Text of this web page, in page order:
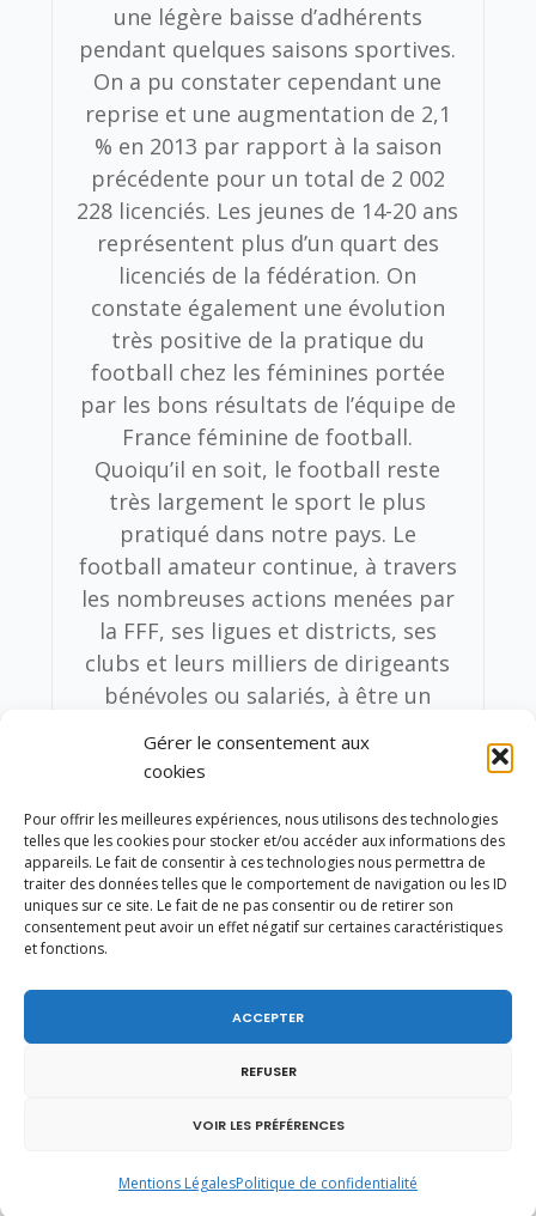
Gérer le consentement aux
cookies
Pour offrir les meilleures expériences, nous utilisons des technologies
telles que les cookies pour stocker et/ou accéder aux informations des
appareils. Le fait de consentir à ces technologies nous permettra de
traiter des données telles que le comportement de navigation ou les ID
uniques sur ce site. Le fait de ne pas consentir ou de retirer son
consentement peut avoir un effet négatif sur certaines caractéristiques
et fonctions.
ACCEPTER
REFUSER
VOIR LES PRÉFÉRENCES
Mentions LégalesPolitique de confidentialité
une légère baisse d’adhérents
pendant quelques saisons sportives.
On a pu constater cependant une
reprise et une augmentation de 2,1
% en 2013 par rapport à la saison
précédente pour un total de 2 002
228 licenciés. Les jeunes de 14-20 ans
représentent plus d’un quart des
licenciés de la fédération. On
constate également une évolution
très positive de la pratique du
football chez les féminines portée
par les bons résultats de l’équipe de
France féminine de football.
Quoiqu’il en soit, le football reste
très largement le sport le plus
pratiqué dans notre pays. Le
football amateur continue, à travers
les nombreuses actions menées par
la FFF, ses ligues et districts, ses
clubs et leurs milliers de dirigeants
bénévoles ou salariés, à être un
oeuvre des politiques publiques
n’en pas douter, l’image également
très positive offerte par l’équipe de
France masculine de football lors de
la Coupe du Monde 2014 au Brésil
permettra à la FFF de poursuivre
son action pour le développement
du football et l’animation de nos
territoires. Par ailleurs,
l’organisation de l’Euro 2016 sur le
territoire français conduit tant la
le Gouvernement à mettre en place